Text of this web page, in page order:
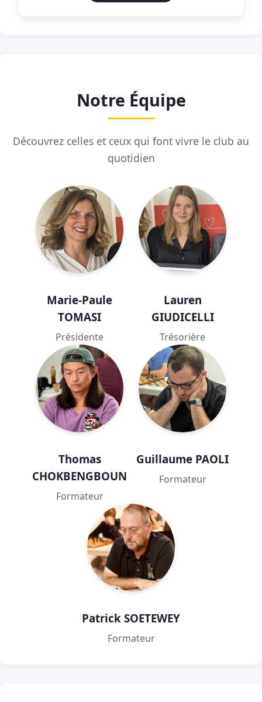
Notre Équipe
Découvrez celles et ceux qui font vivre le club au
quotidien
Marie-Paule
TOMASI
Présidente
Lauren
GIUDICELLI
Trésorière
Thomas
CHOKBENGBOUN
Formateur
Guillaume PAOLI
Formateur
Patrick SOETEWEY
Formateur